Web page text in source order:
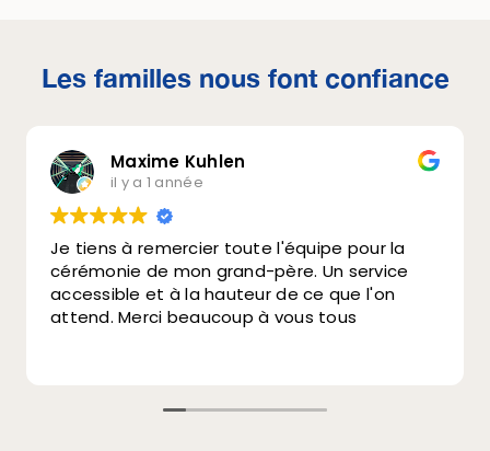
Les familles nous font confiance
Maxime Kuhlen
il y a 1 année
Je tiens à remercier toute l'équipe pour la
cérémonie de mon grand-père. Un service
accessible et à la hauteur de ce que l'on
attend. Merci beaucoup à vous tous